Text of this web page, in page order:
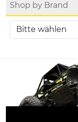
Shop by Brand